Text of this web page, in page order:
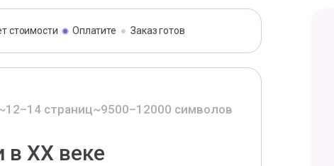
стоимости Оплатите Заказ готов
страниц~9500–12000 символов
XX веке